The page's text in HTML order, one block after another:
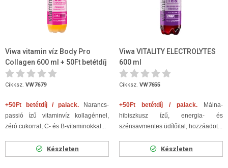
Viwa vitamin víz Body Pro
Collagen 600 ml + 50Ft betétdíj
Cikksz. VW7679
+50Ft betétdíj / palack. Narancs-
passió ízű vitaminvíz kollagénnel,
zéró cukorral, C- és B-vitaminokkal...
Készleten
Viwa VITALITY ELECTROLYTES
600 ml
Cikksz. VW7655
+50Ft betétdíj / palack. Málna-
hibiszkusz ízű, energia- és
szénsavmentes üdítőital, hozzáadot...
Készleten